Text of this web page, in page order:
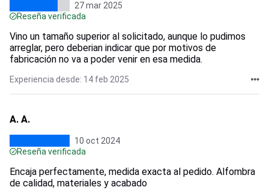
27 mar 2025
Reseña verificada
Vino un tamaño superior al solicitado, aunque lo pudimos
arreglar, pero deberian indicar que por motivos de
fabricación no va a poder venir en esa medida.
Experiencia desde: 14 feb 2025
A. A.
10 oct 2024
Reseña verificada
Encaja perfectamente, medida exacta al pedido. Alfombra
de calidad, materiales y acabado